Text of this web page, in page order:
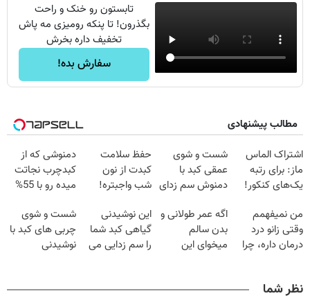
تابستون رو خنک و راحت
بگذرون! تا پنکه رومیزی مه پاش
تخفیف داره بخرش
سفارش بده!
مطالب پیشنهادی
اشتراک الماس
ماز: برای رتبه
یک‌های کنکور!
شست و شوی
عمقی کبد با
دمنوش سم زدای
حفظ سلامت
کبدت از نون
شب واجبتره!
دمنوشی که از
کبدچرب نجاتت
میده رو با 55%
من نمیفهمم
وقتی زانو درد
درمان داره، چرا
اگه عمر طولانی و
بدن سالم
میخوای این
این نوشیدنی
گیاهی کبد شما
را سم زدایی می
شست و شوی
چربی های کبد با
نوشیدنی
نظر شما